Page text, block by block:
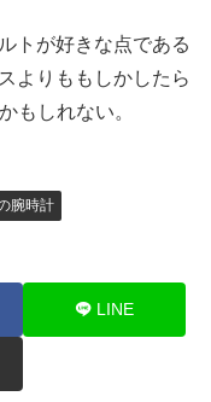
トが好きな点である
よりももしかしたら
もしれない。
腕時計
LINE